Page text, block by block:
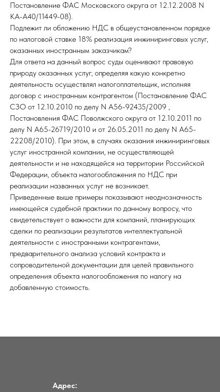
Постановление ФАС Московского округа от 12.12.2008 N
КА-А40/11449-08).
Подлежит ли обложению НДС в общеустановленном порядке
по налоговой ставке 18% реализация инжиниринговых услуг,
оказанных иностранным заказчикам?
Для ответа на данный вопрос суды оценивают правовую
природу оказанных услуг, определяя какую конкретно
деятельность осуществлял налогоплательщик, исполняя
договор с иностранным контрагентом (Постановление ФАС
СЗО от 12.10.2010 по делу N А56-92435/2009 ,
Постановления ФАС Поволжского округа от 12.10.2011 по
делу N А65-26719/2010 и от 26.05.2011 по делу N А65-
22208/2010). При этом, в случаях оказания инжиниринговых
услуг иностранной компании, не осуществляющей
деятельности и не находящейся на территории Российской
Федерации, объекта налогообложения по НДС при
реализации названных услуг не возникает.
Приведенные выше примеры показывают неоднозначность
имеющейся судебной практики по данному вопросу, что
свидетельствует о важности для компаний, планирующих
сделки по реализации результатов интеллектуальной
деятельности с иностранными контрагентами,
предварительного анализа условий контракта и
сопроводительной документации для целей правильного
определения объекта налогообложения по налогу на
добавленную стоимость.
Адрес: